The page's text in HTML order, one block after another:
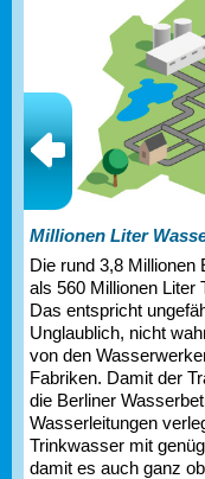
Millionen Liter
Die rund 3,8
als 560 Millionen Liter
Das entspricht
Unglaublich, nicht
von den
Fabriken. Damit der
die Berliner
Wasserleitungen
Trinkwasser mit
damit es auch ganz